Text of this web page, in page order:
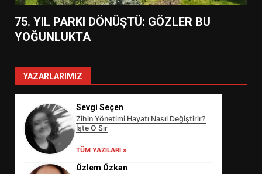
75. YIL PARKI DÖNÜŞTÜ: GÖZLER BU
YOĞUNLUKTA
YAZARLARIMIZ
Sevgi Seçen
Zihin Yönetimi Hayatı Nasıl Değiştirir?
İşte O Sır
TÜM YAZILARI »
Özlem Özkan